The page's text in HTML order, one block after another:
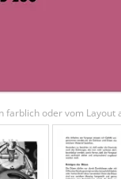
farblich oder vom Layout